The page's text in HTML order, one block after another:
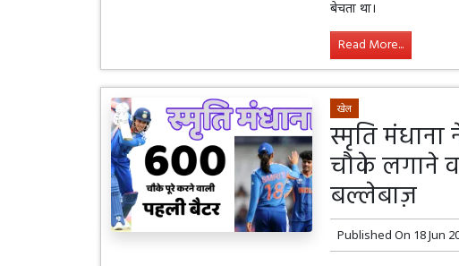
बेचता था।
Read More...
खेल
स्मृति मंधाना
चौके लगाने
बल्लेबाज़
Published On 18 Jun